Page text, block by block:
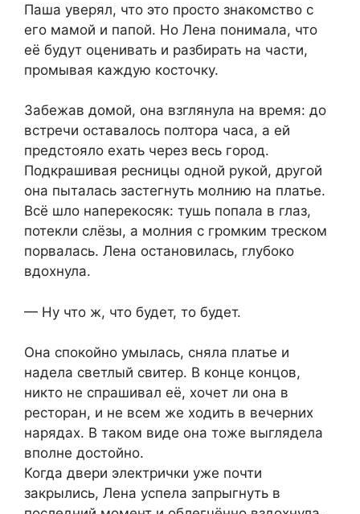
Паша уверял, что это просто знакомство с
его мамой и папой. Но Лена понимала, что
её будут оценивать и разбирать на части,
промывая каждую косточку.
Забежав домой, она взглянула на время: до
встречи оставалось полтора часа, а ей
предстояло ехать через весь город.
Подкрашивая ресницы одной рукой, другой
она пыталась застегнуть молнию на платье.
Всё шло наперекосяк: тушь попала в глаз,
потекли слёзы, а молния с громким треском
порвалась. Лена остановилась, глубоко
вдохнула.
— Ну что ж, что будет, то будет.
Она спокойно умылась, сняла платье и
надела светлый свитер. В конце концов,
никто не спрашивал её, хочет ли она в
ресторан, и не всем же ходить в вечерних
нарядах. В таком виде она тоже выглядела
вполне достойно.
Когда двери электрички уже почти
закрылись, Лена успела запрыгнуть в